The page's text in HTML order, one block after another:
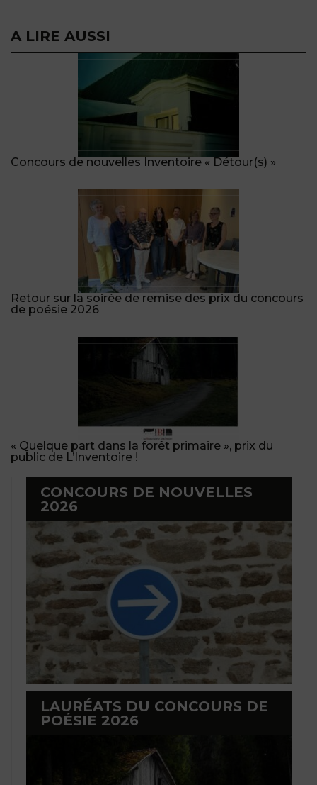
A LIRE AUSSI
Concours de nouvelles Inventoire « Détour(s) »
Retour sur la soirée de remise des prix du concours
de poésie 2026
« Quelque part dans la forêt primaire », prix du
public de L’Inventoire !
CONCOURS DE NOUVELLES
2026
LAURÉATS DU CONCOURS DE
POÉSIE 2026